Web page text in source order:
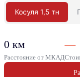
Косуля 1,5 тн
0 км
Расстояние от МКАД
—